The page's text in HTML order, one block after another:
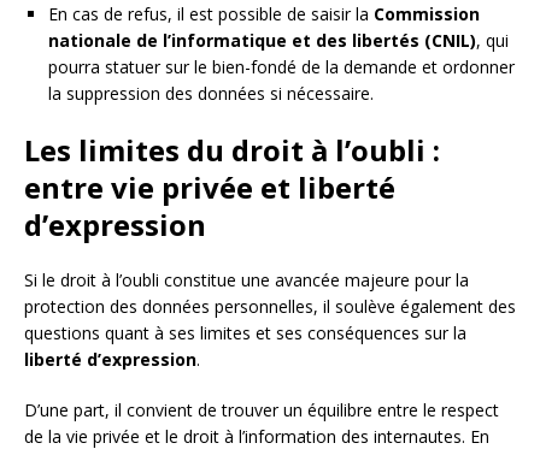
En cas de refus, il est possible de saisir la Commission
nationale de l’informatique et des libertés (CNIL), qui
pourra statuer sur le bien-fondé de la demande et ordonner
la suppression des données si nécessaire.
Les limites du droit à l’oubli :
entre vie privée et liberté
d’expression
Si le droit à l’oubli constitue une avancée majeure pour la
protection des données personnelles, il soulève également des
questions quant à ses limites et ses conséquences sur la
liberté d’expression.
D’une part, il convient de trouver un équilibre entre le respect
de la vie privée et le droit à l’information des internautes. En